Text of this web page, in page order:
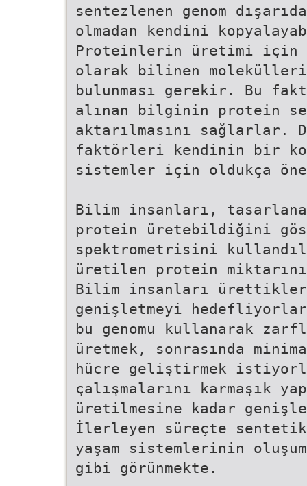
sentezlenen genom
olmadan kendini
Proteinlerin üretimi
olarak bilinen
bulunması gerekir. Bu
alınan bilginin protein
aktarılmasını sağlarlar.
faktörleri kendinin bir
sistemler için oldukça
Bilim insanları,
protein üretebildiğini
spektrometrisini
üretilen protein
Bilim insanları ürettikleri
genişletmeyi
bu genomu kullanarak
üretmek, sonrasında
hücre geliştirmek
çalışmalarını karmaşık
üretilmesine kadar
İlerleyen süreçte sentetik
yaşam sistemlerinin
gibi görünmekte.